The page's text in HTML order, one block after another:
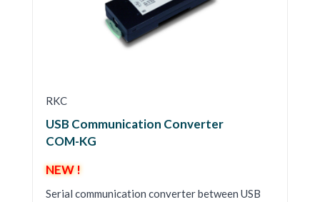
RKC
USB Communication Converter
COM-KG
NEW !
Serial communication converter between USB